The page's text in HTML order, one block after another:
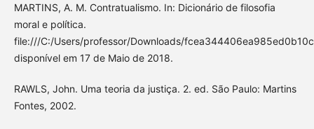
MARTINS, A. M. Contratualismo. In: Dicionário de filosofia
moral e política.
file:///C:/Users/professor/Downloads/
disponível em 17 de Maio de 2018.
RAWLS, John. Uma teoria da justiça. 2. ed. São Paulo: Martins
Fontes, 2002.